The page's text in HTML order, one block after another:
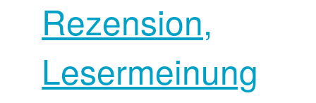
Rezension,
Lesermeinung